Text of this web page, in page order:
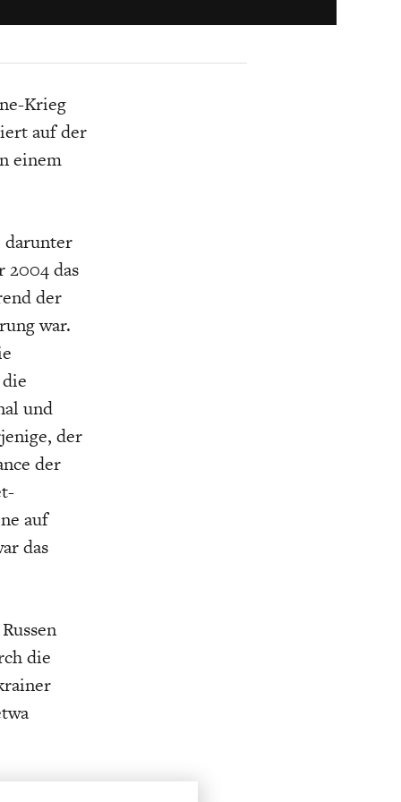
Krieg
auf der
einem
darunter
2004 das
der
war.
und
der
der
auf
das
die